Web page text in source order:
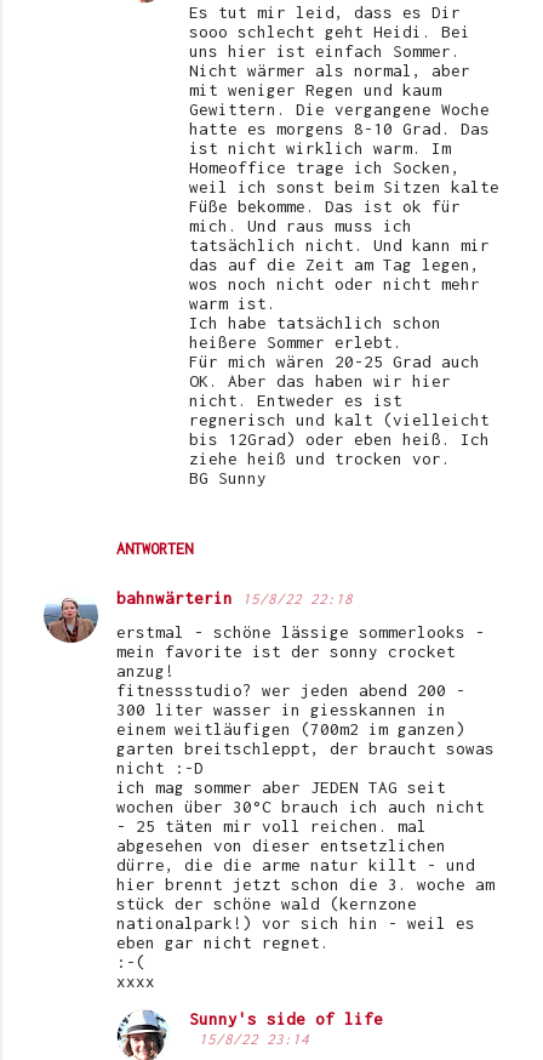
ANTWORTEN
Es tut mir leid, dass es Dir
sooo schlecht geht Heidi. Bei
uns hier ist einfach Sommer.
Nicht wärmer als normal, aber
mit weniger Regen und kaum
Gewittern. Die vergangene Woche
hatte es morgens 8-10 Grad. Das
ist nicht wirklich warm. Im
Homeoffice trage ich Socken,
weil ich sonst beim Sitzen kalte
Füße bekomme. Das ist ok für
mich. Und raus muss ich
tatsächlich nicht. Und kann mir
das auf die Zeit am Tag legen,
wos noch nicht oder nicht mehr
warm ist.
Ich habe tatsächlich schon
heißere Sommer erlebt.
Für mich wären 20-25 Grad auch
OK. Aber das haben wir hier
nicht. Entweder es ist
regnerisch und kalt (vielleicht
bis 12Grad) oder eben heiß. Ich
ziehe heiß und trocken vor.
BG Sunny
bahnwärterin 15/8/22 22:18
erstmal - schöne lässige sommerlooks -
mein favorite ist der sonny crocket
anzug!
fitnessstudio? wer jeden abend 200 -
300 liter wasser in giesskannen in
einem weitläufigen (700m2 im ganzen)
garten breitschleppt, der braucht sowas
nicht :-D
ich mag sommer aber JEDEN TAG seit
wochen über 30°C brauch ich auch nicht
- 25 täten mir voll reichen. mal
abgesehen von dieser entsetzlichen
dürre, die die arme natur killt - und
hier brennt jetzt schon die 3. woche am
stück der schöne wald (kernzone
nationalpark!) vor sich hin - weil es
eben gar nicht regnet.
:-(
xxxx
Sunny's side of life
15/8/22 23:14